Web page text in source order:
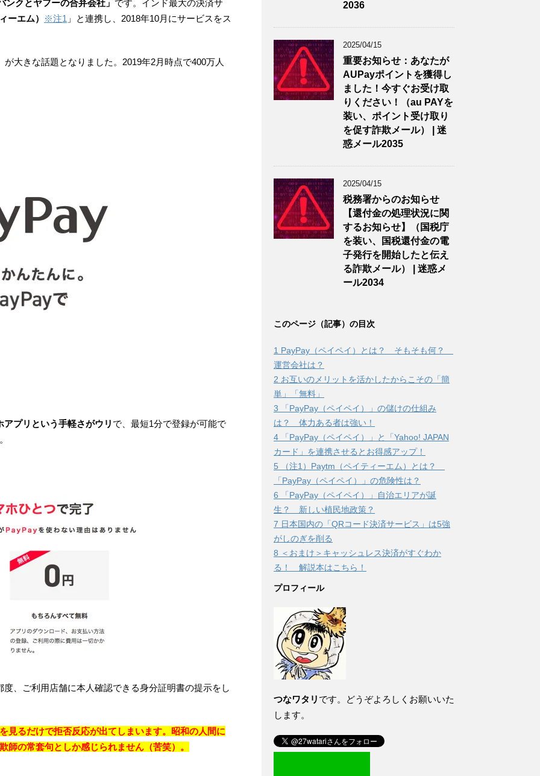
ンクとヤフーの合弁会社」 です。インド最大の決済サ
ーエム）
※注1 」と連携し、2018年10月にサービスをス
大きな話題となりました。2019年2月時点で400万人
プリという手軽さがウリ で、最短1分で登録が可能で
、ご利用店舗に本人確認できる身分証明書の提示をし
見るだけで拒否反応が出てしまいます。昭和の人間に
師の常套句としか感じられません（苦笑）。
2036
2025/04/15
重要お知らせ：あなたが
AUPayポイントを獲得し
ました！今すぐお受け取
りください！（au PAYを
装い、ポイント受け取り
を促す詐欺メール） | 迷
惑メール2035
2025/04/15
税務署からのお知らせ
【還付金の処理状況に関
するお知らせ】（国税庁
を装い、国税還付金の電
子発行を開始したと伝え
る詐欺メール） | 迷惑メ
ール2034
このページ（記事）の目次
1 PayPay（ペイペイ）とは？ そもそも何？
運営会社は？
2 お互いのメリットを活かしたからこその「簡
単」「無料」
3 「PayPay（ペイペイ）」の儲けの仕組み
は？ 体力ある者は強い！
4 「PayPay（ペイペイ）」と「Yahoo! JAPAN
カード」を連携させるとお得感アップ！
5 （注1）Paytm（ペイティーエム）とは？
「PayPay（ペイペイ）」の危険性は？
6 「PayPay（ペイペイ）」自治エリアが誕
生？ 新しい植民地政策？
7 日本国内の「QRコード決済サービス」は5強
がしのぎを削る
8 ＜おまけ＞キャッシュレス決済がすぐわか
る！ 解説本はこちら！
プロフィール
つなワタリ です。どうぞよろしくお願いいた
します。